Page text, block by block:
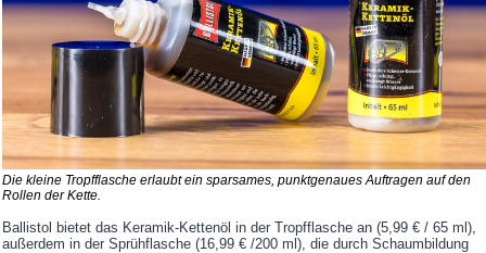
Die kleine Tropfflasche erlaubt ein sparsames, punktgenaues Auftragen auf den
Rollen der Kette.
Ballistol bietet das Keramik-Kettenöl in der Tropfflasche an (5,99 € / 65 ml),
außerdem in der Sprühflasche (16,99 € /200 ml), die durch Schaumbildung